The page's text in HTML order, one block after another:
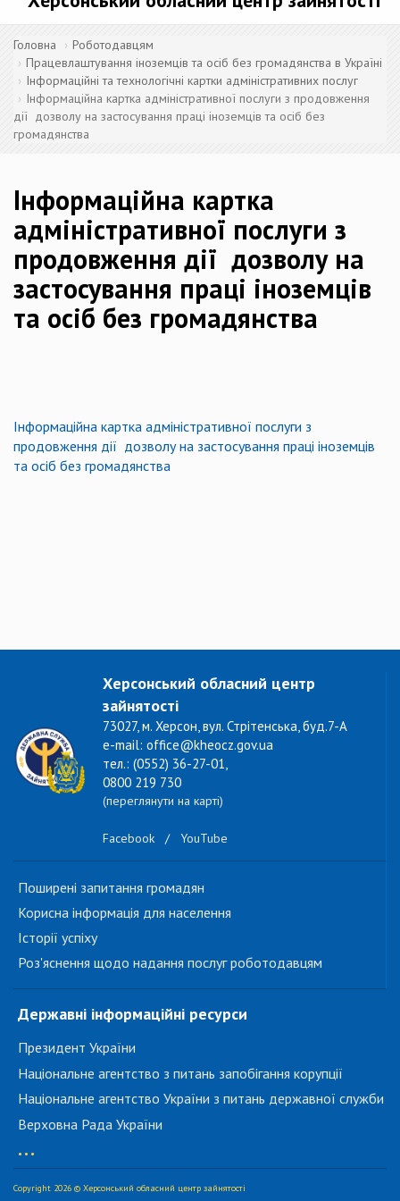
Головна
Роботодавцям
Працевлаштування іноземців та осіб без громадянства в Україні
Інформаційні та технологічні картки адміністративних послуг
Інформаційна картка адміністративної послуги з продовження
дії дозволу на застосування праці іноземців та осіб без
громадянства
Інформаційна картка
адміністративної послуги з
продовження дії дозволу на
застосування праці іноземців
та осіб без громадянства
Інформаційна картка адміністративної послуги з
продовження дії дозволу на застосування праці іноземців
та осіб без громадянства
Херсонський обласний центр
зайнятості
73027, м. Херсон, вул. Стрітенська, буд.7-А
e-mail: office@kheocz.gov.ua
тел.: (0552) 36-27-01,
0800 219 730
(переглянути на карті)
Facebook / YouTube
Поширені запитання громадян
Корисна інформація для населення
Історії успіху
Роз'яснення щодо надання послуг роботодавцям
Державні інформаційні ресурси
Президент України
Національне агентство з питань запобігання корупції
Національне агентство України з питань державної служби
Верховна Рада України
...
Copyright 2026 © Херсонський обласний центр зайнятості